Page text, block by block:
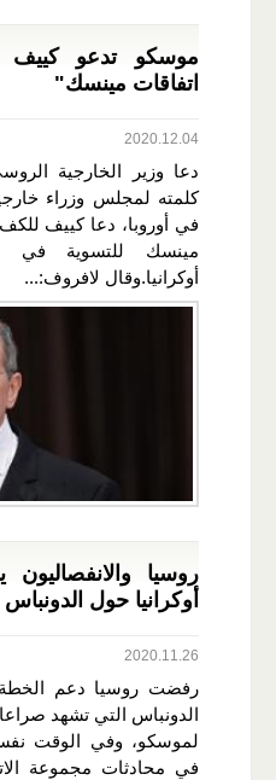
موسكو تدعو
اتفاقات مينسك"
2020.12.04
دعا وزير الخارجية
كلمته لمجلس وزراء
في أوروبا، دعا كييف
مينسك للتسوية في
أوكرانيا.وقال لافروف:...
روسيا
أوكرانيا حول الدونباس
2020.11.26
رفضت روسيا دعم الخطة
الدونباس التي تشهد
لموسكو، وفي الوقت
في محادثات مجموعة